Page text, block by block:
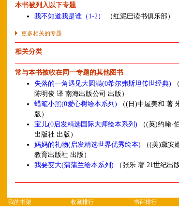
本书被列入以下专题
我不知道我是谁（1-2）
（红泥巴读书俱乐部）
更多相关的专题
相关分类
常与本书被收在同一专题的其他图书
失落的一角遇见大圆满(0希尔弗斯坦传世经典)
陈明俊 译 南海出版公司 出版）
蜡笔小黑(0爱心树绘本系列) （(日)中屋美和 著
版）
宝儿(0启发精选国际大师绘本系列) （(英)约翰·
出版社 出版）
妈妈的礼物(启发精选世界优秀绘本) （(美)黛安
教育出版社 出版）
我要变大(蒲蒲兰绘本系列) （张乐 著 21世纪出
我的书架 收藏排行 书评排行